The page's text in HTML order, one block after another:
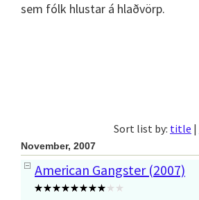
sem fólk hlustar á hlaðvörp.
Sort list by: title |
November, 2007
American Gangster (2007)